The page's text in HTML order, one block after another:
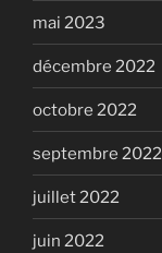
mai 2023
décembre 2022
octobre 2022
septembre 2022
juillet 2022
juin 2022